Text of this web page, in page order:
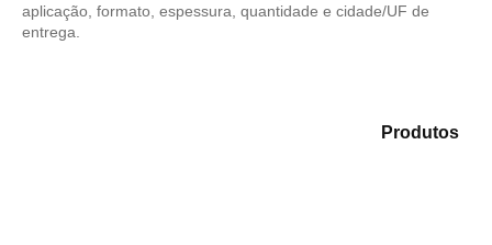
aplicação, formato, espessura, quantidade e cidade/UF de
entrega.
Produtose